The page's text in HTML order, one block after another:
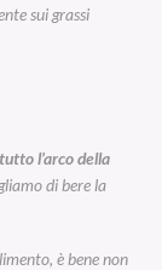
sui grassi
l’arco della
di bere la
è bene non